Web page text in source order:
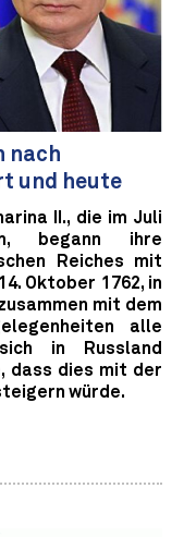
nach
und heute
II., die im Juli
begann ihre
Reiches mit
Oktober 1762, in
mit dem
alle
in Russland
dass dies mit der
würde.